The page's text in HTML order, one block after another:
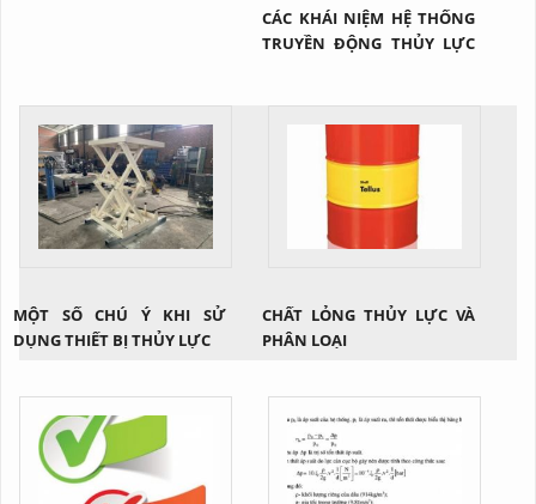
CÁC KHÁI NIỆM HỆ THỐNG
TRUYỀN ĐỘNG THỦY LỰC
MỘT SỐ CHÚ Ý KHI SỬ
DỤNG THIẾT BỊ THỦY LỰC
CHẤT LỎNG THỦY LỰC VÀ
PHÂN LOẠI